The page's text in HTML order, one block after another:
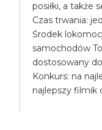
posiłki, a także
Czas trwania:
Środek
samochodów
dostosowany
Konkurs: na
najlepszy filmik